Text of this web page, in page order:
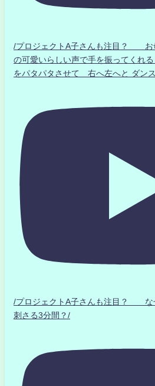
/プロジェクトA子さんも注目？ お
の可愛いらしい声で手を振ってくれ
をパタパタさせて 右へ左へと ダン
/プロジェクトA子さんも注目？ な
刺さる3分間？/